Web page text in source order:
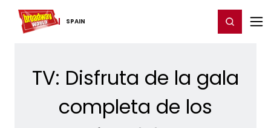
SPAIN
Home For You Register/Login
TV: Disfruta de la gala
completa de los